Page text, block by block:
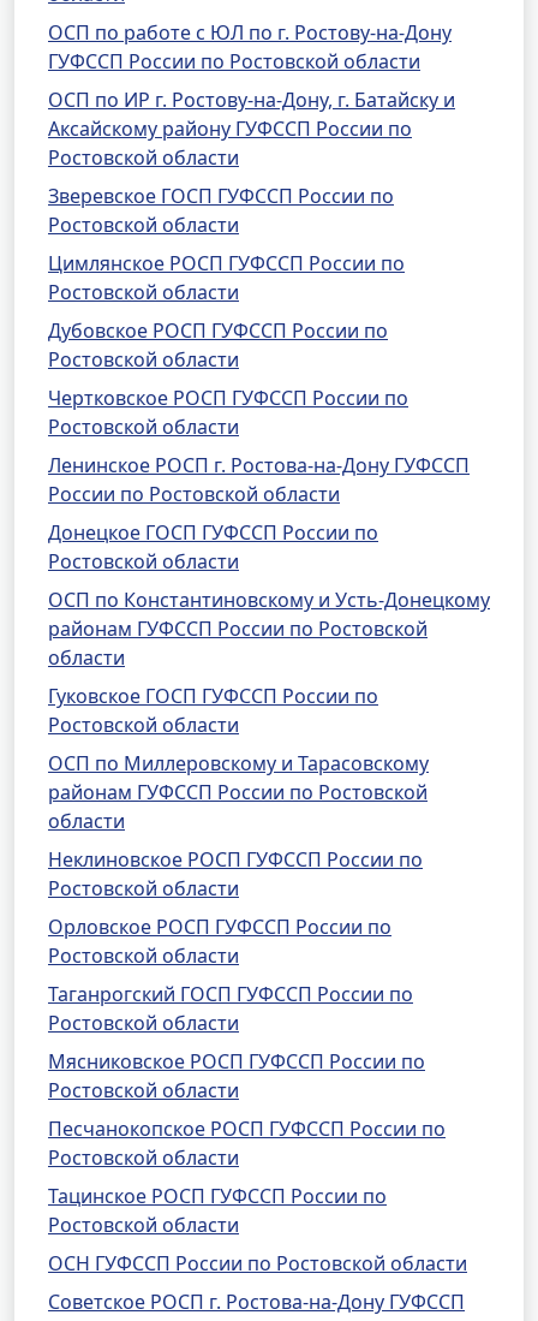
ОСП по работе с ЮЛ по г. Ростову-на-Дону
ГУФССП России по Ростовской области
ОСП по ИР г. Ростову-на-Дону, г. Батайску и
Аксайскому району ГУФССП России по
Ростовской области
Зверевское ГОСП ГУФССП России по
Ростовской области
Цимлянское РОСП ГУФССП России по
Ростовской области
Дубовское РОСП ГУФССП России по
Ростовской области
Чертковское РОСП ГУФССП России по
Ростовской области
Ленинское РОСП г. Ростова-на-Дону ГУФССП
России по Ростовской области
Донецкое ГОСП ГУФССП России по
Ростовской области
ОСП по Константиновскому и Усть-Донецкому
районам ГУФССП России по Ростовской
области
Гуковское ГОСП ГУФССП России по
Ростовской области
ОСП по Миллеровскому и Тарасовскому
районам ГУФССП России по Ростовской
области
Неклиновское РОСП ГУФССП России по
Ростовской области
Орловское РОСП ГУФССП России по
Ростовской области
Таганрогский ГОСП ГУФССП России по
Ростовской области
Мясниковское РОСП ГУФССП России по
Ростовской области
Песчанокопское РОСП ГУФССП России по
Ростовской области
Тацинское РОСП ГУФССП России по
Ростовской области
ОСН ГУФССП России по Ростовской области
Советское РОСП г. Ростова-на-Дону ГУФССП